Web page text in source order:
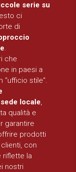
serie su
ci
di
.
che
in paesi a
“ufficio stile”.
locale,
qualità e
garantire
prodotti
con
riflette la
nostri